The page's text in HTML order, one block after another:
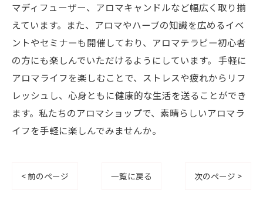
マディフューザー、アロマキャンドルなど幅広く取り揃
えています。また、アロマやハーブの知識を広めるイベ
ントやセミナーも開催しており、アロマテラピー初心者
の方にも楽しんでいただけるようにしています。 手軽に
アロマライフを楽しむことで、ストレスや疲れからリフ
レッシュし、心身ともに健康的な生活を送ることができ
ます。私たちのアロマショップで、素晴らしいアロマラ
イフを手軽に楽しんでみませんか。
< 前のページ 一覧に戻る 次のページ >